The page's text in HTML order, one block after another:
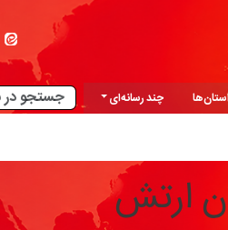
چند رسانه‌ای
ارتش